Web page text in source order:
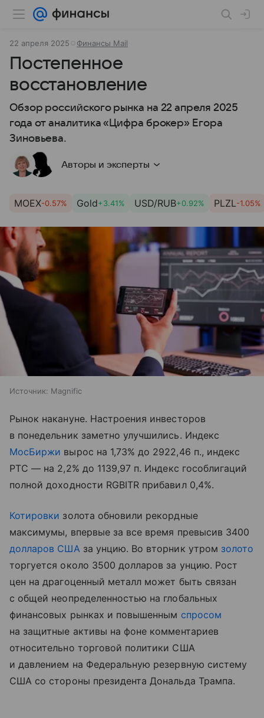
22 апреля 2025 Финансы Mail
Постепенное
восстановление
Обзор российского рынка на 22 апреля 2025
года от аналитика «Цифра брокер» Егора
Зиновьева.
Авторы и эксперты
MOEX-0.57% Gold+3.41% USD/RUB+0.92% PLZL-1.05%
Источник: Magnific
Рынок накануне. Настроения инвесторов
в понедельник заметно улучшились. Индекс
МосБиржи вырос на 1,73% до 2922,46 п., индекс
РТС — на 2,2% до 1139,97 п. Индекс гособлигаций
полной доходности RGBITR прибавил 0,4%.
Котировки золота обновили рекордные
максимумы, впервые за все время превысив 3400
долларов США за унцию. Во вторник утром золото
торгуется около 3500 долларов за унцию. Рост
цен на драгоценный металл может быть связан
с общей неопределенностью на глобальных
финансовых рынках и повышенным спросом
на защитные активы на фоне комментариев
относительно торговой политики США
и давлением на Федеральную резервную систему
США со стороны президента Дональда Трампа.